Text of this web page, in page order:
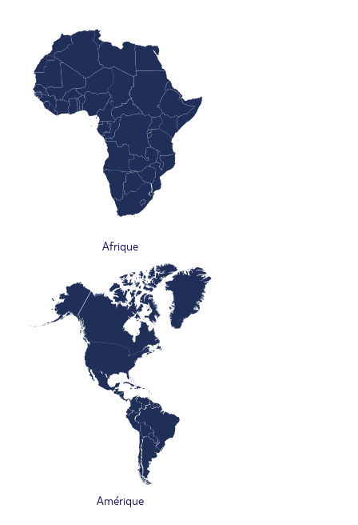
Afrique
Amérique